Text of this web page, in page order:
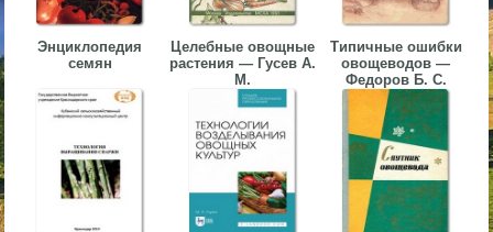
Энциклопедия
семян
Целебные овощные
растения — Гусев А.
М.
Типичные ошибки
овощеводов —
Федоров Б. С.
▼